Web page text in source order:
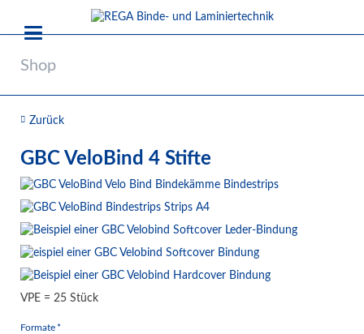
Shop
Zurück
GBC VeloBind 4 Stifte
VPE = 25 Stück
Pflichtfeld
Formate *